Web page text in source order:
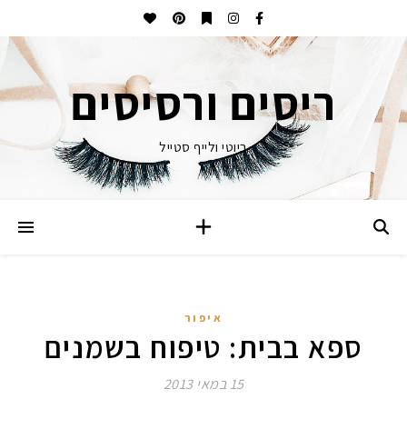
ריסים ורסיסים
ביוטי ולייף סטייל
איפור
ספא בבית: טיפוח בשמנים
15 במאי 2013